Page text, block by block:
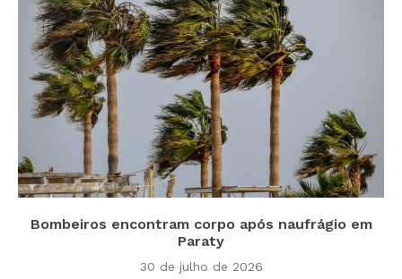
Bombeiros encontram corpo após naufrágio em
Paraty
30 de julho de 2026